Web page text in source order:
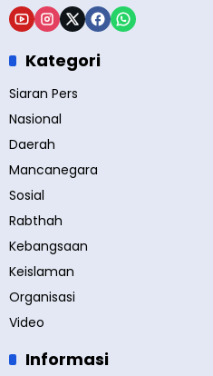
Kategori
Siaran Pers
Nasional
Daerah
Mancanegara
Sosial
Rabthah
Kebangsaan
Keislaman
Organisasi
Video
Informasi